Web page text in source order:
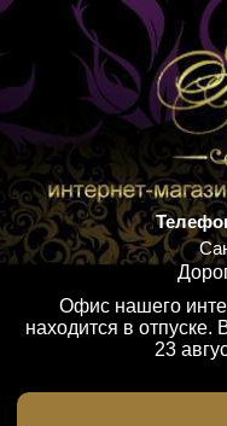
Офис нашего
находится в отпуске.
23